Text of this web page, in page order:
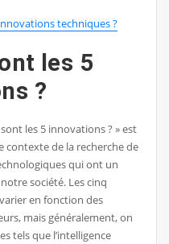
techniques ?
les 5
?
les 5 innovations ? » est
contexte de la recherche de
qui ont un
société. Les cinq
en fonction des
mais généralement, on
tels que l’intelligence